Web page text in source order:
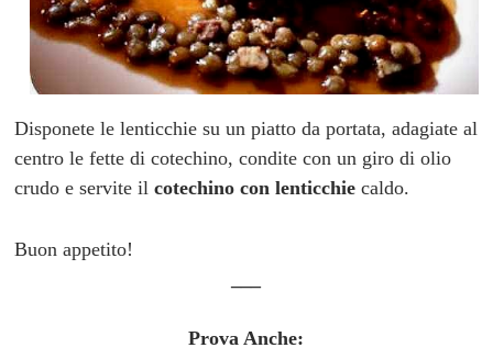
Disponete le lenticchie su un piatto da portata, adagiate al
centro le fette di cotechino, condite con un giro di olio
crudo e servite ilcotechino con lenticchie caldo.
Buon appetito!
Prova Anche: